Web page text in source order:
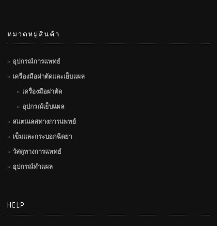
หมวดหมู่สินค้า
อุปกรณ์การแพทย์
เครื่องมือผ่าตัดและเย็บแผล
เครื่องมือผ่าตัด
อุปกรณ์เย็บแผล
สแตนเลสทางการแพทย์
เข็มและกระบอกฉีดยา
วัสดุทางการแพทย์
อุปกรณ์ทำแผล
HELP